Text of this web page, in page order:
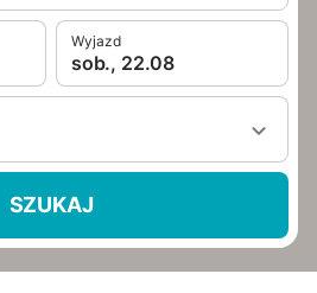
Wyjazd
sob., 22.08
SZUKAJ